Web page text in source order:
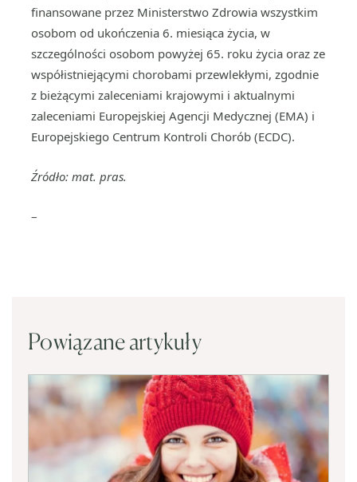
finansowane przez Ministerstwo Zdrowia wszystkim
osobom od ukończenia 6. miesiąca życia, w
szczególności osobom powyżej 65. roku życia oraz ze
współistniejącymi chorobami przewlekłymi, zgodnie
z bieżącymi zaleceniami krajowymi i aktualnymi
zaleceniami Europejskiej Agencji Medycznej (EMA) i
Europejskiego Centrum Kontroli Chorób (ECDC).
Źródło: mat. pras.
–
Powiązane artykuły